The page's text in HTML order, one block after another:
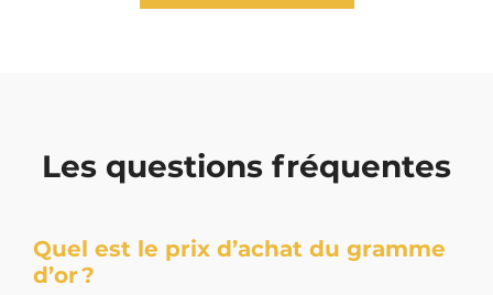
Les questions fréquentes
Quel est le prix d’achat du gramme
d’or ?